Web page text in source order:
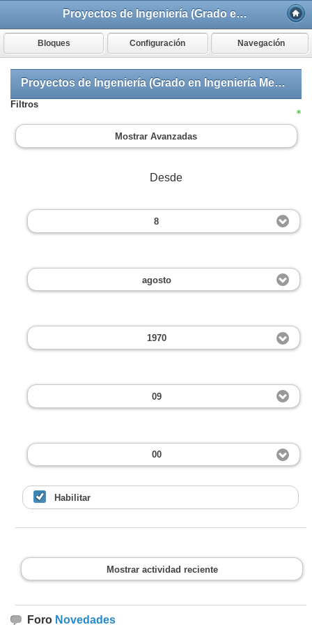
Proyectos de Ingeniería (Grado en Ingeniería Mecánica)
Bloques Configuración Navegación
Proyectos de Ingeniería (Grado en Ingeniería Mecánica): Todos los participantes
Filtros
Mostrar Avanzadas
Desde
8
agosto
1970
09
00
Habilitar
Mostrar actividad reciente
Foro Novedades